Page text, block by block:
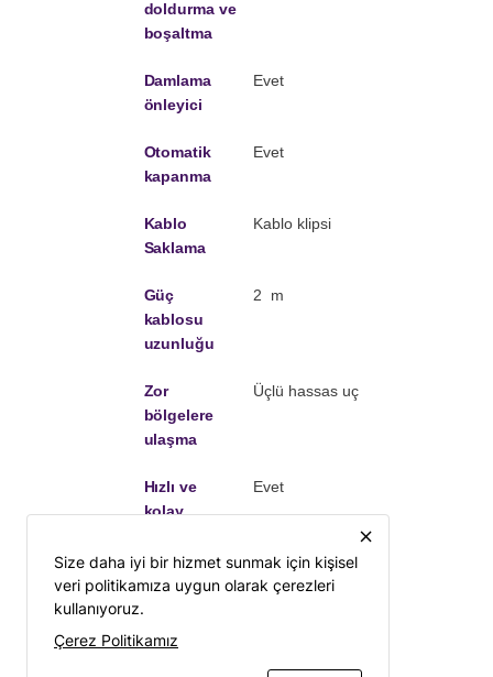
doldurma ve
boşaltma
Damlama
önleyici
Evet
Otomatik
kapanma
Evet
Kablo
Saklama
Kablo klipsi
Güç
kablosu
uzunluğu
2 m
Zor
bölgelere
ulaşma
Üçlü hassas uç
Hızlı ve
kolay
Evet
Dokulu
Evet
close
Size daha iyi bir hizmet sunmak için kişisel
veri politikamıza uygun olarak çerezleri
kullanıyoruz.
Çerez Politikamız